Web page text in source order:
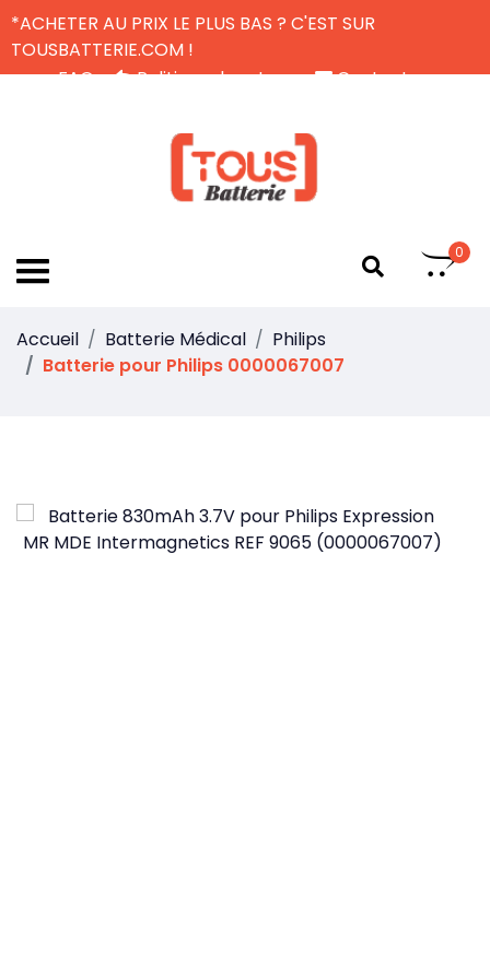
*ACHETER AU PRIX LE PLUS BAS ? C'EST SUR
TOUSBATTERIE.COM !
FAQ
Politique de retour
Contactez-nous
0
Accueil Batterie Médical
Philips
Batterie pour Philips 0000067007